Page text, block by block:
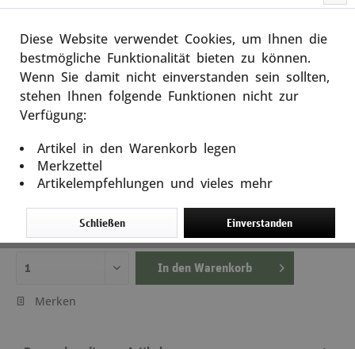
div. Autoren
Deutscher Militärkalender 2017
Artikel-Nr.: 50052
4,95 € 9,90 € *
In den Warenkorb
Merken
Diese Website verwendet Cookies, um Ihnen die
bestmögliche Funktionalität bieten zu können.
Wenn Sie damit nicht einverstanden sein sollten,
stehen Ihnen folgende Funktionen nicht zur
Verfügung:
Artikel in den Warenkorb legen
Merkzettel
Artikelempfehlungen und vieles mehr
Einverstanden
Schließen